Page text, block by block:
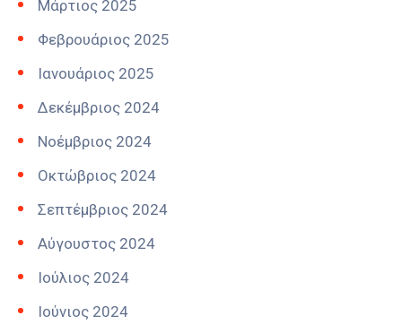
Μάρτιος 2025
Φεβρουάριος 2025
Ιανουάριος 2025
Δεκέμβριος 2024
Νοέμβριος 2024
Οκτώβριος 2024
Σεπτέμβριος 2024
Αύγουστος 2024
Ιούλιος 2024
Ιούνιος 2024